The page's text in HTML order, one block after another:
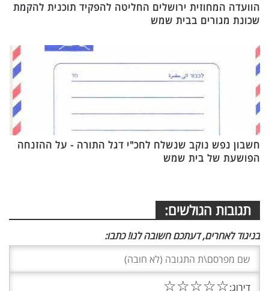
הוועדה המחוזית ירושלים החליטה להפקיד תוכנית להקמת
שכונת מגורים בבית שמש
חשבון נפש נוקב שנשלח לחכ"י דגל התורה - על ההזנחה
הפושעת של בית שמש
תגובות הגולשים:
בניגוד לאחרים, דעתכם חשובה לנו! כתבו:
דירוג:☆
☆
☆
☆
☆